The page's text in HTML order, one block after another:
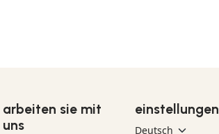
arbeiten sie mit
uns
einstellungen